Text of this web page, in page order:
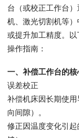
台（或校正工作台
机、激光切割机等
或提升加工精度。
操作指南：
一、补偿工作台的
误差校正
补偿机床因长期使
向间隙）。
修正因温度变化引